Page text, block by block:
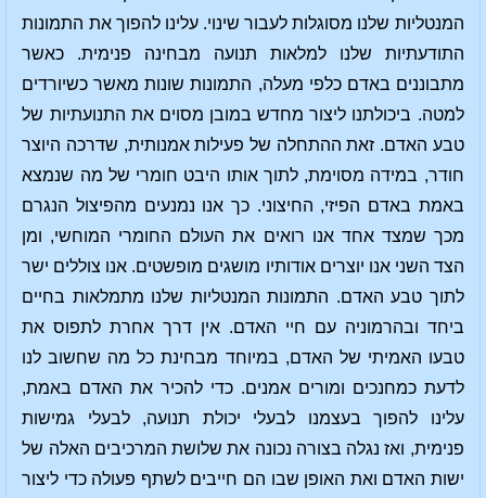
המנטליות שלנו מסוגלות לעבור שינוי. עלינו להפוך את התמונות
התודעתיות שלנו למלאות תנועה מבחינה פנימית. כאשר
מתבוננים באדם כלפי מעלה, התמונות שונות מאשר כשיורדים
למטה. ביכולתנו ליצור מחדש במובן מסוים את התנועתיות של
טבע האדם. זאת ההתחלה של פעילות אמנותית, שדרכה היוצר
חודר, במידה מסוימת, לתוך אותו היבט חומרי של מה שנמצא
באמת באדם הפיזי, החיצוני. כך אנו נמנעים מהפיצול הנגרם
מכך שמצד אחד אנו רואים את העולם החומרי המוחשי, ומן
הצד השני אנו יוצרים אודותיו מושגים מופשטים. אנו צוללים ישר
לתוך טבע האדם. התמונות המנטליות שלנו מתמלאות בחיים
ביחד ובהרמוניה עם חיי האדם. אין דרך אחרת לתפוס את
טבעו האמיתי של האדם, במיוחד מבחינת כל מה שחשוב לנו
לדעת כמחנכים ומורים אמנים. כדי להכיר את האדם באמת,
עלינו להפוך בעצמנו לבעלי יכולת תנועה, לבעלי גמישות
פנימית, ואז נגלה בצורה נכונה את שלושת המרכיבים האלה של
ישות האדם ואת האופן שבו הם חייבים לשתף פעולה כדי ליצור